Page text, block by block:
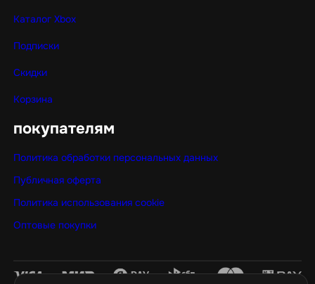
Каталог Xbox
Подписки
Скидки
Корзина
покупателям
Политика обработки персональных данных
Публичная оферта
Политика использования cookie
Оптовые покупки